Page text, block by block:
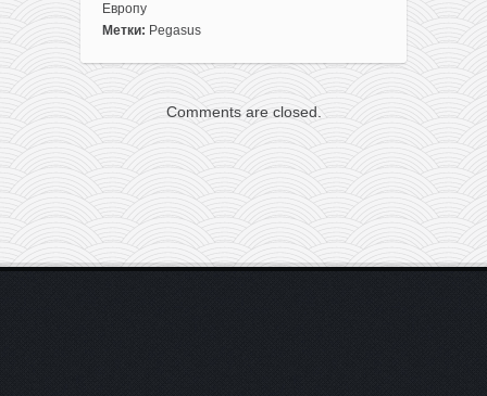
Распродажа
Pegasus
из
Турции
Европу
Метки: Pegasus
Comments are closed.